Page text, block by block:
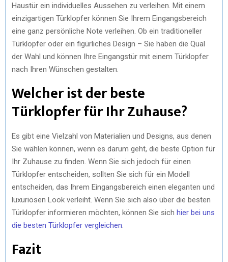
Haustür ein individuelles Aussehen zu verleihen. Mit einem
einzigartigen Türklopfer können Sie Ihrem Eingangsbereich
eine ganz persönliche Note verleihen. Ob ein traditioneller
Türklopfer oder ein figürliches Design – Sie haben die Qual
der Wahl und können Ihre Eingangstür mit einem Türklopfer
nach Ihren Wünschen gestalten.
Welcher ist der beste
Türklopfer für Ihr Zuhause?
Es gibt eine Vielzahl von Materialien und Designs, aus denen
Sie wählen können, wenn es darum geht, die beste Option für
Ihr Zuhause zu finden. Wenn Sie sich jedoch für einen
Türklopfer entscheiden, sollten Sie sich für ein Modell
entscheiden, das Ihrem Eingangsbereich einen eleganten und
luxuriösen Look verleiht. Wenn Sie sich also über die besten
Türklopfer informieren möchten, können Sie sich hier bei uns
die besten Türklopfer vergleichen
Fazit